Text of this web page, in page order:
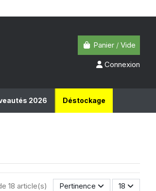
Panier / Vide
Connexion
2026 Déstockage
18 article(s) Pertinence 18